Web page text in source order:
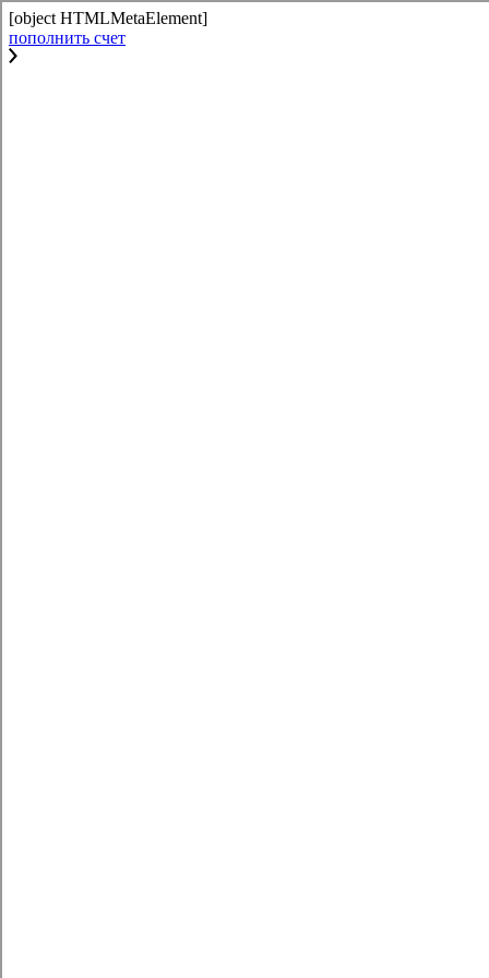
[object HTMLMetaElement]
пополнить счет